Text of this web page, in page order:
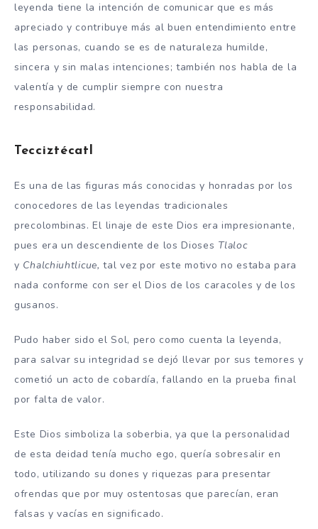
leyenda tiene la intención de comunicar que es más
apreciado y contribuye más al buen entendimiento entre
las personas, cuando se es de naturaleza humilde,
sincera y sin malas intenciones; también nos habla de la
valentía y de cumplir siempre con nuestra
responsabilidad.
Tecciztécatl
Es una de las figuras más conocidas y honradas por los
conocedores de las leyendas tradicionales
precolombinas. El linaje de este Dios era impresionante,
pues era un descendiente de los Dioses Tlaloc
y Chalchiuhtlicue, tal vez por este motivo no estaba para
nada conforme con ser el Dios de los caracoles y de los
gusanos.
Pudo haber sido el Sol, pero como cuenta la leyenda,
para salvar su integridad se dejó llevar por sus temores y
cometió un acto de cobardía, fallando en la prueba final
por falta de valor.
Este Dios simboliza la soberbia, ya que la personalidad
de esta deidad tenía mucho ego, quería sobresalir en
todo, utilizando su dones y riquezas para presentar
ofrendas que por muy ostentosas que parecían, eran
falsas y vacías en significado.